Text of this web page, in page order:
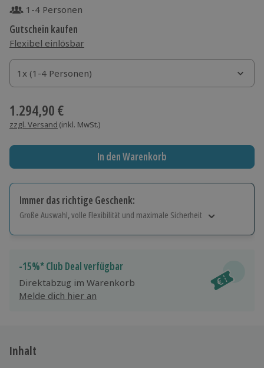
1-4 Personen
Gutschein kaufen
Flexibel einlösbar
1x (1-4 Personen)
1x (1-4 Personen)
1x (1-4 Personen)
1.294,90 €
zzgl. Versand (inkl. MwSt.)
In den Warenkorb
Immer das richtige Geschenk:
Große Auswahl, volle Flexibilität und maximale Sicherheit
Jeder Gutschein für alle Erlebnisse einlösbar.
Maximale Sicherheit
10 Jahre gültig & verlängerbar.
-15%* Club Deal verfügbar
Direktabzug im Warenkorb
Melde dich hier an
Inhalt